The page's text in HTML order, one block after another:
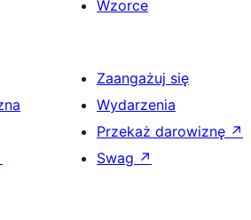
Wzorce
Zaangażuj się
Wydarzenia
Przekaż darowiznę ↗
Swag ↗